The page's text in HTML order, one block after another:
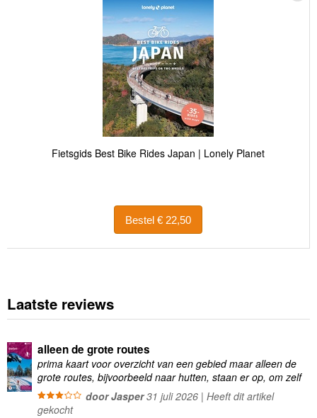
Fietsgids Best Bike Rides Japan | Lonely Planet
Bestel € 22,50
Laatste reviews
alleen de grote routes
prima kaart voor overzicht van een gebied maar alleen de
grote routes, bijvoorbeeld naar hutten, staan er op, om zelf
wandelingen te plannen minder geschikt
door Jasper31 juli 2026 | Heeft dit artikel
gekocht